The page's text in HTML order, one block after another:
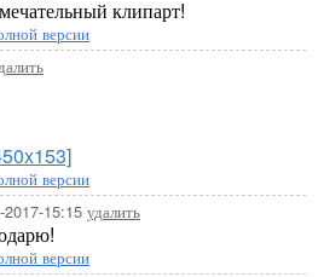
клипарт!
версии
версии
2017-15:15 удалить
версии